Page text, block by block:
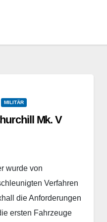
MILITÄR
Mk. V
wurde von
Verfahren
die Anforderungen
ersten Fahrzeuge